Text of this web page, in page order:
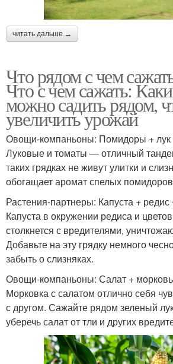
читать дальше →
Что рядом с чем
Что с чем сажать:
можно садить рядом,
увеличить урожай
Овощи-компаньоны: Помидоры + лук
Луковые и томаты — отличный
таких грядках не живут улитки и
обогащает аромат спелых
Растения-партнеры: Капуста +
Капуста в окружении редиса и
столкнется с вредителями,
Добавьте на эту грядку немного
забыть о слизняках.
Овощи-компаньоны: Салат + морковь
Морковка с салатом отлично себя
с другом. Сажайте рядом зеленый
уберечь салат от тли и других